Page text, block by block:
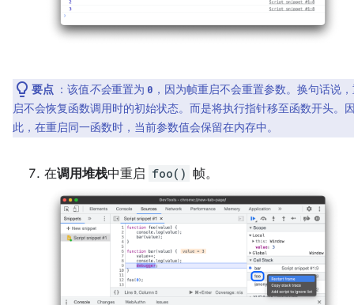
要点 ：该值不会重置为 0 ，因为帧重启不会重置参数。换句话说
启不会恢复函数调用时的初始状态。而是将执行指针移至函数开头。
此，在重启同一函数时，当前参数值会保留在内存中。
在调用堆栈中重启 foo() 帧。